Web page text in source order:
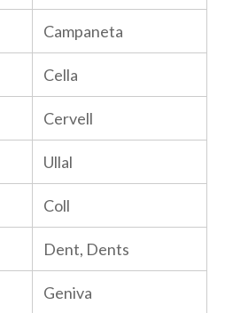
Campaneta
Cella
Cervell
Ullal
Coll
Dent, Dents
Geniva